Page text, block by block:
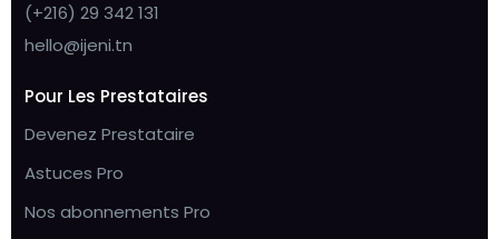
(+216) 29 342 131
hello@ijeni.tn
Pour Les Prestataires
Devenez Prestataire
Astuces Pro
Nos abonnements Pro